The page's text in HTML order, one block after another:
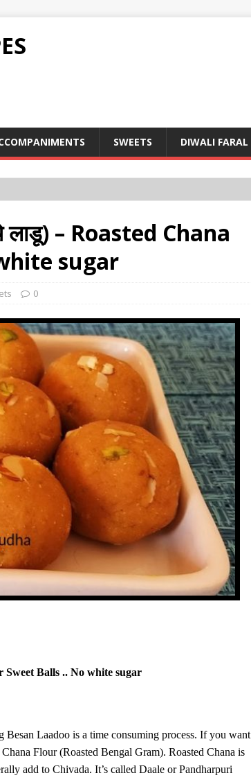
SWEETS DIWALI FARAL
– Roasted Chana
sugar
0
Sweet Balls .. No white sugar
Besan Laadoo is a time consuming process. If you want
Flour (Roasted Bengal Gram). Roasted Chana is
add to Chivada. It’s called Daale or Pandharpuri